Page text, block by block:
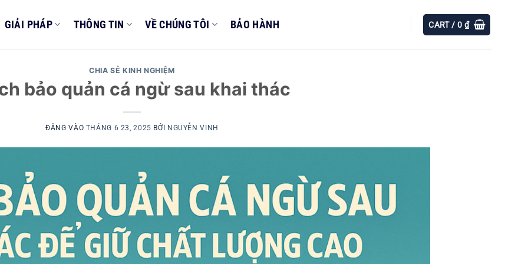
GIẢI PHÁP THÔNG TIN VỀ CHÚNG TÔI BẢO HÀNH CART /0 ₫
CHIA SẺ KINH NGHIỆM
bảo quản cá ngừ sau khai thác
ĐĂNG VÀO THÁNG 6 23, 2025 BỞI NGUYỄN VINH